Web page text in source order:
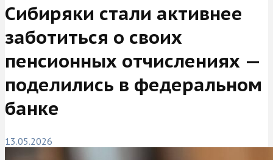
Сибиряки стали активнее
заботиться о своих
пенсионных отчислениях —
поделились в федеральном
банке
13.05.2026